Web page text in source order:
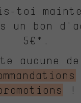
toi
un bon
5€*.
aucune
!